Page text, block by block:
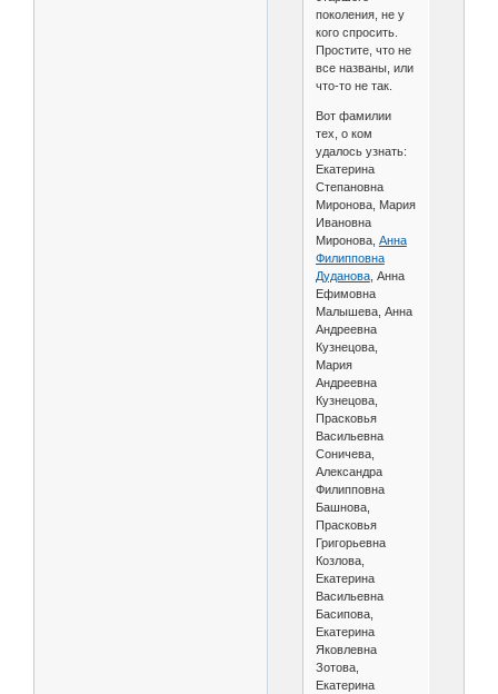
поколения, не у
кого спросить.
Простите, что не
все названы, или
что-то не так.
Вот фамилии
тех, о ком
удалось узнать:
Екатерина
Степановна
Миронова, Мария
Ивановна
Миронова, Анна
Филипповна
Дуданова, Анна
Ефимовна
Малышева, Анна
Андреевна
Кузнецова,
Мария
Андреевна
Кузнецова,
Прасковья
Васильевна
Соничева,
Александра
Филипповна
Башнова,
Прасковья
Григорьевна
Козлова,
Екатерина
Васильевна
Басипова,
Екатерина
Яковлевна
Зотова,
Екатерина